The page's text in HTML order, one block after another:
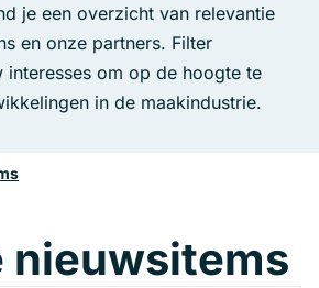
je een overzicht van relevantie
en onze partners. Filter
om op de hoogte te
in de maakindustrie.
nieuwsitems